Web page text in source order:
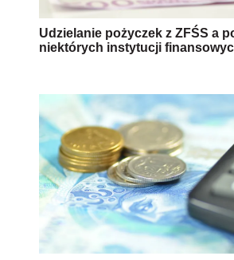
Udzielanie pożyczek z ZFŚS a
niektórych instytucji